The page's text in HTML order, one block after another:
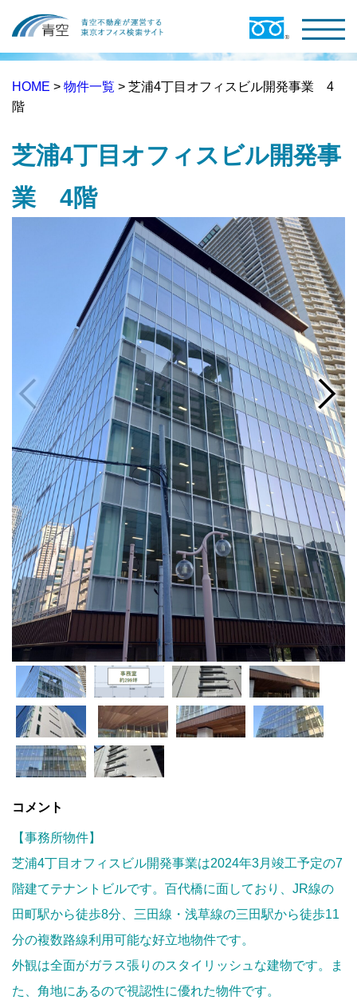
HOME > 物件一覧 > 芝浦4丁目オフィスビル開発事業 4
階
芝浦4丁目オフィスビル開発事
業 4階
コメント
【事務所物件】
芝浦4丁目オフィスビル開発事業は2024年3月竣工予定の7
階建てテナントビルです。百代橋に面しており、JR線の
田町駅から徒歩8分、三田線・浅草線の三田駅から徒歩11
分の複数路線利用可能な好立地物件です。
外観は全面がガラス張りのスタイリッシュな建物です。ま
た、角地にあるので視認性に優れた物件です。